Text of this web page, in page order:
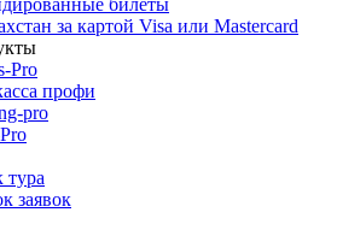
за картой Visa или Masterсard
Pro
профи
pro
тура
заявок